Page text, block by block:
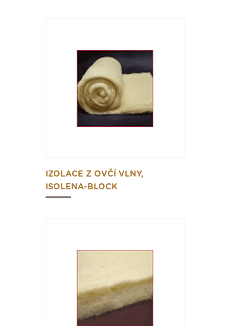
IZOLACE Z OVČÍ VLNY,
ISOLENA-BLOCK